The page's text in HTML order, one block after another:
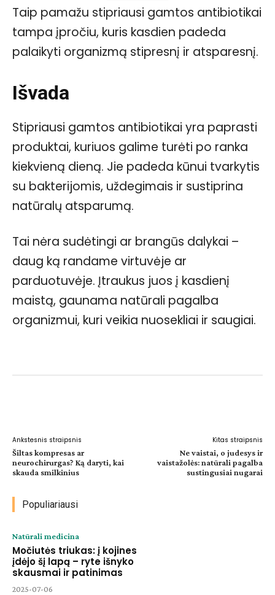
Taip pamažu stipriausi gamtos antibiotikai
tampa įpročiu, kuris kasdien padeda
palaikyti organizmą stipresnį ir atsparesnį.
Išvada
Stipriausi gamtos antibiotikai yra paprasti
produktai, kuriuos galime turėti po ranka
kiekvieną dieną. Jie padeda kūnui tvarkytis
su bakterijomis, uždegimais ir sustiprina
natūralų atsparumą.
Tai nėra sudėtingi ar brangūs dalykai –
daug ką randame virtuvėje ar
parduotuvėje. Įtraukus juos į kasdienį
maistą, gaunama natūrali pagalba
organizmui, kuri veikia nuosekliai ir saugiai.
Ankstesnis straipsnis
Šiltas kompresas ar
neurochirurgas? Ką daryti, kai
skauda smilkinius
Kitas straipsnis
Ne vaistai, o judesys ir
vaistažolės: natūrali pagalba
sustingusiai nugarai
Populiariausi
Natūrali medicina
Močiutės triukas: į kojines
įdėjo šį lapą – ryte išnyko
skausmai ir patinimas
2025-07-06